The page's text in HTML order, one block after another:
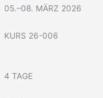
05.–08. MÄRZ 2026
KURS 26-006
4 TAGE